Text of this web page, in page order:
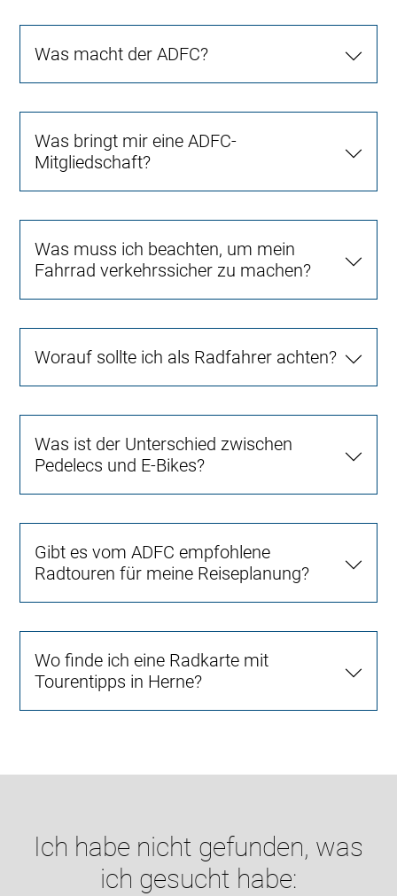
Was macht der ADFC?
Was bringt mir eine ADFC-
Mitgliedschaft?
Was muss ich beachten, um mein
Fahrrad verkehrssicher zu machen?
Worauf sollte ich als Radfahrer achten?
Was ist der Unterschied zwischen
Pedelecs und E-Bikes?
Gibt es vom ADFC empfohlene
Radtouren für meine Reiseplanung?
Wo finde ich eine Radkarte mit
Tourentipps in Herne?
Ich habe nicht gefunden, was
ich gesucht habe: